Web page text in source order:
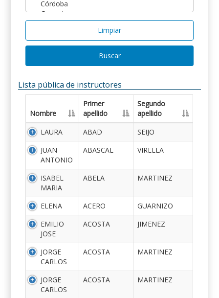
Limpiar
Buscar
Lista pública de instructores
Nombre
Primer
apellido
Segundo
apellido
LAURA
ABAD
SEIJO
JUAN
ANTONIO
ABASCAL VIRELLA
ISABEL
MARIA
ABELA MARTINEZ
ELENA ACERO
GUARNIZO
EMILIO
JOSE
ACOSTA JIMENEZ
JORGE
CARLOS
ACOSTA MARTINEZ
JORGE
CARLOS
ACOSTA MARTINEZ